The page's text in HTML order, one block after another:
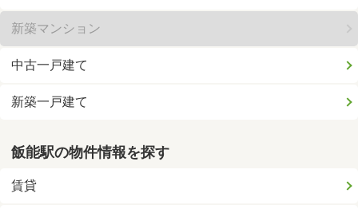
新築マンション
中古一戸建て
新築一戸建て
飯能駅の物件情報を探す
賃貸